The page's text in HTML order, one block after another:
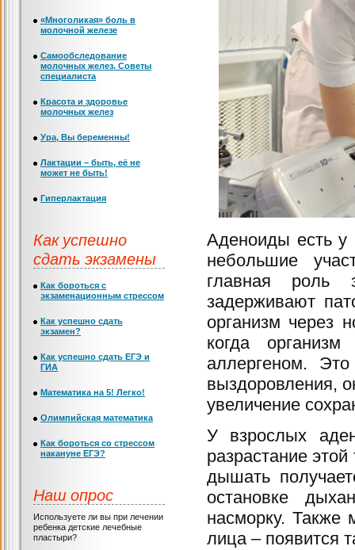
Аденоиды есть у
небольшие
главная роль
задерживают
организм через
когда
аллергеном.
выздоровления,
увеличение
У взрослых
разрастание
дышать
остановке
насморку. Также
лица – появится
«Многоликая» боль в
молочной железе
Самообследование
молочных желез. Советы
специалиста
Красота и здоровье
молочных желез
Ура, Вы беременны!
Лактации – быть, её не
может не быть!
Гиперлактация
Как успешно
сдать экзамены
Как бороться с
экзаменационным стрессом
Как успешно сдать
экзамен?
Как успешно сдать ЕГЭ и
ГИА
Математика на 5! Легко!
Олимпийская математика
Как бороться со стрессом
накануне ЕГЭ?
Наш опрос
Используете ли вы при лечении
ребенка детские лечебные
пластыри?